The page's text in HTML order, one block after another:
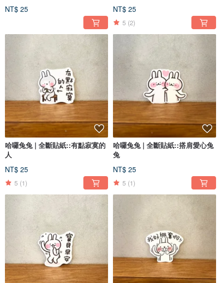
NT$ 25
NT$ 25
5 (2)
哈囉兔兔 | 全斷貼紙::有點寂寞的
人
NT$ 25
5 (1)
哈囉兔兔 | 全斷貼紙::搭肩愛心兔
兔
NT$ 25
5 (1)